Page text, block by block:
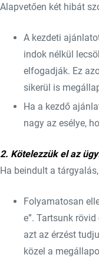
Alapvetően két hibát
A kezdeti
indok nélkül
elfogadják. Ez
sikerül is
Ha a kezdő
nagy az esélye,
2. Kötelezzük el az
Ha beindult a
Folyamatosan
e”. Tartsunk
azt az érzést
közel a